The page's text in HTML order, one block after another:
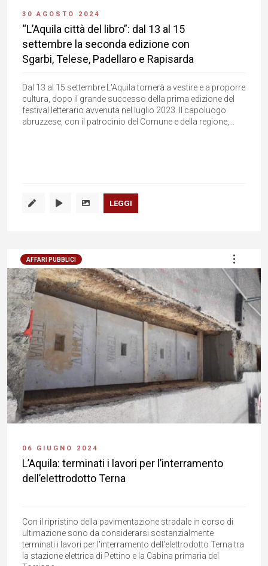
30 AGOSTO 2024
“L’Aquila città del libro”: dal 13 al 15
settembre la seconda edizione con
Sgarbi, Telese, Padellaro e Rapisarda
Dal 13 al 15 settembre L'Aquila tornerà a vestire e a proporre
cultura, dopo il grande successo della prima edizione del
festival letterario avvenuta nel luglio 2023. Il capoluogo
abruzzese, con il patrocinio del Comune e della regione,...
LEGGI
AFFARI PUBBLICI
06 GIUGNO 2024
L’Aquila: terminati i lavori per l’interramento
dell’elettrodotto Terna
Con il ripristino della pavimentazione stradale in corso di
ultimazione sono da considerarsi sostanzialmente
terminati i lavori per l'interramento dell'elettrodotto Terna tra
la stazione elettrica di Pettino e la Cabina primaria del